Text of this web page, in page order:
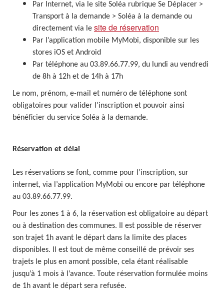
Par Internet, via le site Soléa rubrique Se Déplacer >
Transport à la demande > Soléa à la demande ou
directement via le site de réservation
Par l’application mobile MyMobi, disponible sur les
stores iOS et Android
Par téléphone au 03.89.66.77.99, du lundi au vendredi
de 8h à 12h et de 14h à 17h
Le nom, prénom, e-mail et numéro de téléphone sont
obligatoires pour valider l’inscription et pouvoir ainsi
bénéficier du service Soléa à la demande.
Réservation et délai
Les réservations se font, comme pour l’inscription, sur
internet, via l’application MyMobi ou encore par téléphone
au 03.89.66.77.99.
Pour les zones 1 à 6, la réservation est obligatoire au départ
ou à destination des communes. Il est possible de réserver
son trajet 1h avant le départ dans la limite des places
disponibles. Il est tout de même conseillé de prévoir ses
trajets le plus en amont possible, cela étant réalisable
jusqu’à 1 mois à l’avance. Toute réservation formulée moins
de 1h avant le départ sera refusée.